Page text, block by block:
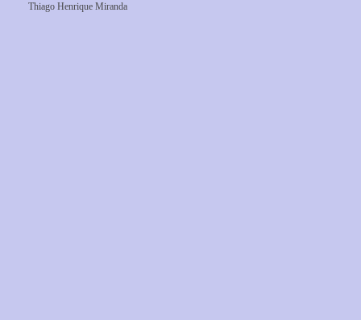
Thiago Henrique Miranda